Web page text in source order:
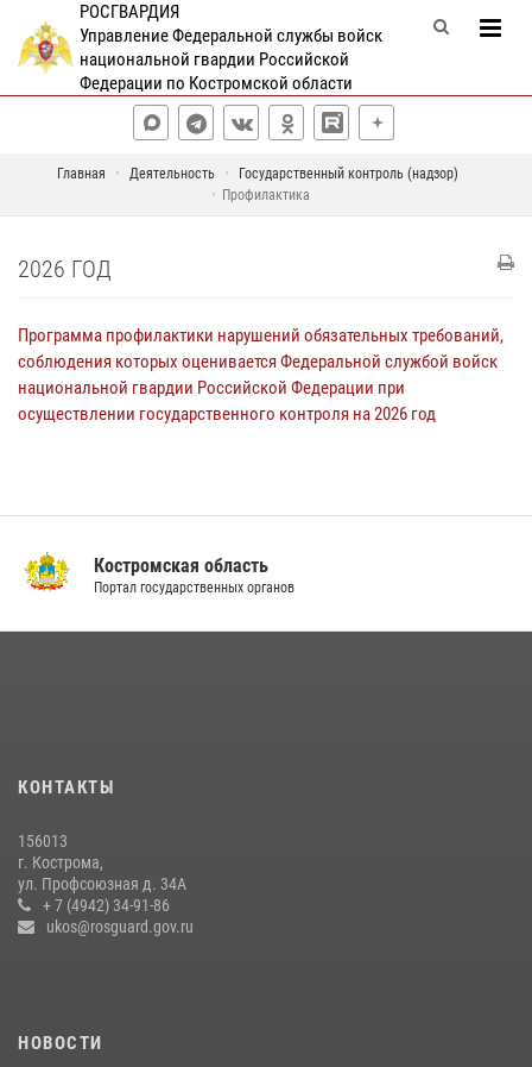
РОСГВАРДИЯ
Управление Федеральной службы войск
национальной гвардии Российской
Федерации по Костромской области
Главная Деятельность
Государственный контроль (надзор)
Профилактика
2026 ГОД
Программа профилактики нарушений обязательных требований,
соблюдения которых оценивается Федеральной службой войск
национальной гвардии Российской Федерации при
осуществлении государственного контроля на 2026 год
Костромская область
Портал государственных органов
КОНТАКТЫ
156013
г. Кострома,
ул. Профсоюзная д. 34А
+ 7 (4942) 34-91-86
ukos@rosguard.gov.ru
НОВОСТИ